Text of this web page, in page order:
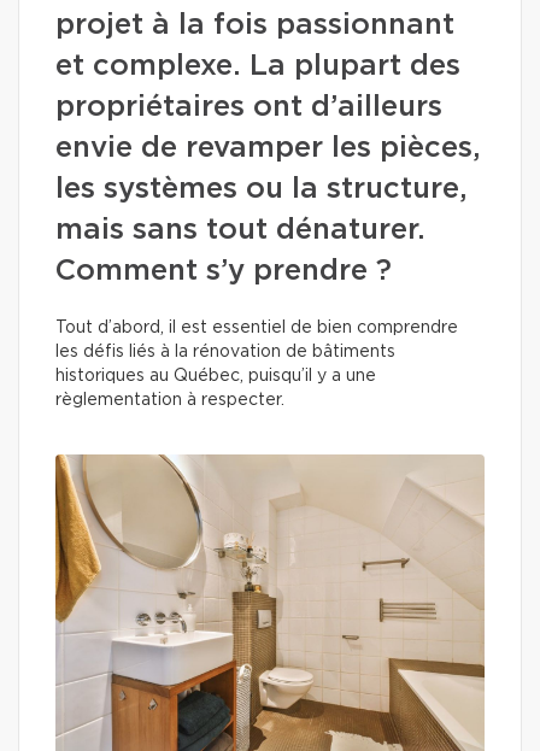
projet à la fois passionnant
et complexe. La plupart des
propriétaires ont d’ailleurs
envie de revamper les pièces,
les systèmes ou la structure,
mais sans tout dénaturer.
Comment s’y prendre ?
Tout d’abord, il est essentiel de bien comprendre
les défis liés à la rénovation de bâtiments
historiques au Québec, puisqu’il y a une
règlementation à respecter.